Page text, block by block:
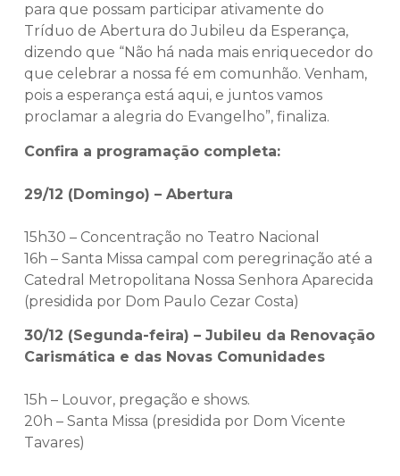
para que possam participar ativamente do
Tríduo de Abertura do Jubileu da Esperança,
dizendo que “Não há nada mais enriquecedor do
que celebrar a nossa fé em comunhão. Venham,
pois a esperança está aqui, e juntos vamos
proclamar a alegria do Evangelho”, finaliza.
Confira a programação completa:
29/12 (Domingo) – Abertura
15h30 – Concentração no Teatro Nacional
16h – Santa Missa campal com peregrinação até a
Catedral Metropolitana Nossa Senhora Aparecida
(presidida por Dom Paulo Cezar Costa)
30/12 (Segunda-feira) – Jubileu da Renovação
Carismática e das Novas Comunidades
15h – Louvor, pregação e shows.
20h – Santa Missa (presidida por Dom Vicente
Tavares)